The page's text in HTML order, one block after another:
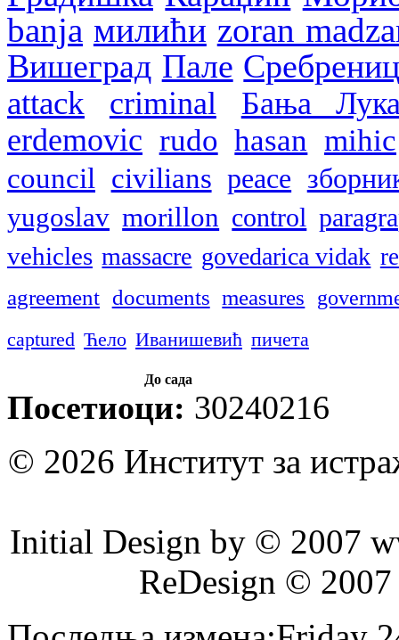
banja милићи zoran
Вишеград Пале
attack criminal
Бања
erdemovic rudo hasan mihic
council civilians peace
yugoslav morillon control
vehicles massacre govedarica vidak
agreement documents measures
captured Ћело Иванишевић пичета
До сада
Посетиоци: 30240216
© 2026 Институт за
Initial Design by © 2007
ReDesign ©